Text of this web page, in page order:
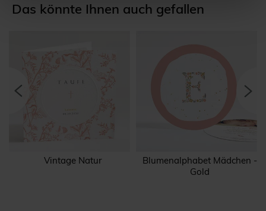
Das könnte Ihnen auch gefallen
Vintage Natur
Blumenalphabet Mädchen -
Gold